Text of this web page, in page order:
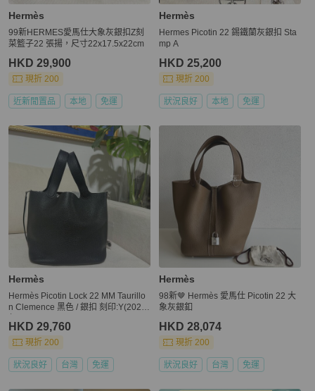
Hermès
99新HERMES愛馬仕大象灰銀扣Z刻
菜籃子22 張揚，尺寸22x17.5x22cm
HKD 29,900
現折 200
近新閒置品 本地 免運
Hermès
Hermes Picotin 22 錫鐵蘭灰銀扣 Sta
mp A
HKD 25,200
現折 200
狀況良好 本地 免運
Hermès
Hermès Picotin Lock 22 MM Taurillo
n Clemence 黑色 / 銀扣 刻印:Y(2020
HKD 29,760
現折 200
狀況良好 台灣 免運
Hermès
98新🤎 Hermès 愛馬仕 Picotin 22 大
象灰銀釦
HKD 28,074
現折 200
狀況良好 台灣 免運